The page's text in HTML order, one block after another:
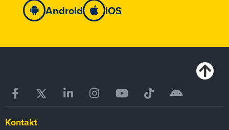
Android iOS
Kontakt